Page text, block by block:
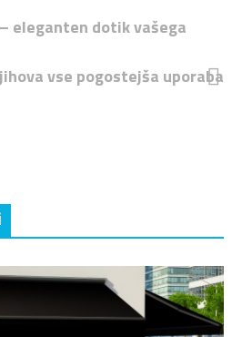
eleganten dotik vašega
vse pogostejša uporaba